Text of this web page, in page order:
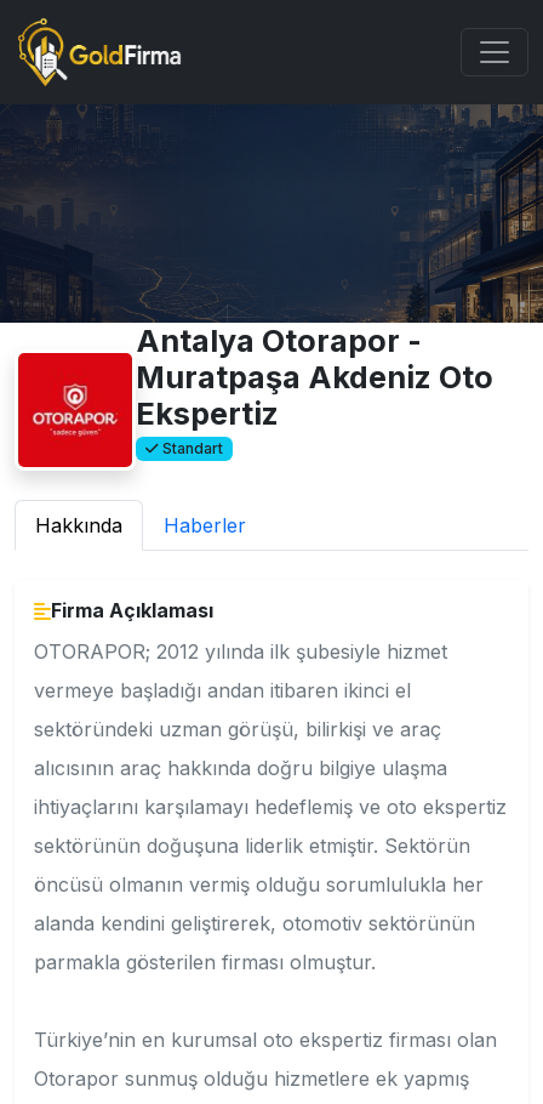
Antalya Otorapor -
Muratpaşa Akdeniz Oto
Ekspertiz
Standart
Hakkında Haberler
Firma Açıklaması
OTORAPOR; 2012 yılında ilk şubesiyle hizmet
vermeye başladığı andan itibaren ikinci el
sektöründeki uzman görüşü, bilirkişi ve araç
alıcısının araç hakkında doğru bilgiye ulaşma
ihtiyaçlarını karşılamayı hedeflemiş ve oto ekspertiz
sektörünün doğuşuna liderlik etmiştir. Sektörün
öncüsü olmanın vermiş olduğu sorumlulukla her
alanda kendini geliştirerek, otomotiv sektörünün
parmakla gösterilen firması olmuştur.
Türkiye’nin en kurumsal oto ekspertiz firması olan
Otorapor sunmuş olduğu hizmetlere ek yapmış